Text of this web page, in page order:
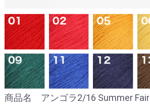
商品名 アンゴラ2/16 Summer Fair